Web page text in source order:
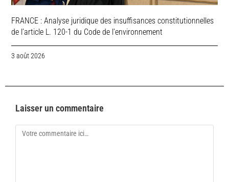
FRANCE : Analyse juridique des insuffisances constitutionnelles
de l’article L. 120-1 du Code de l’environnement
3 août 2026
Laisser un commentaire